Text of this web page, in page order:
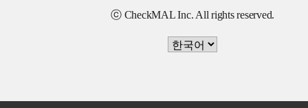
ⓒ CheckMAL Inc. All rights reserved.